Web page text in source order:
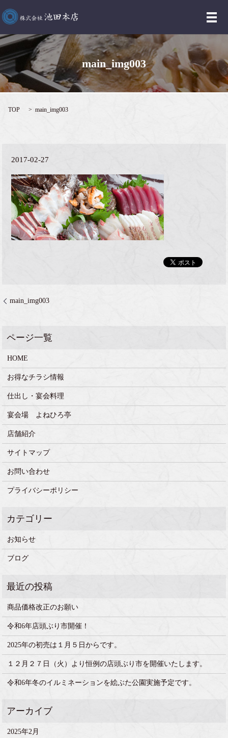
メ
main_img003
TOP main_img003
2017-02-27
main_img003
HOME
お得なチラシ情報
仕出し・宴会料理
宴会場 よねひろ亭
店舗紹介
サイトマップ
お問い合わせ
プライバシーポリシー
お知らせ
ブログ
商品価格改正のお願い
令和6年店頭ぶり市開催！
2025年の初売は１月５日からです。
１２月２７日（火）より恒例の店頭ぶり市を開催いたします。
令和6年冬のイルミネーションを絵ぶた公園実施予定です。
2025年2月